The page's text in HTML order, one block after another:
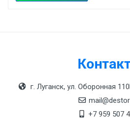
208 mm
Pellentesque hendrerit eros
1 2 3
г. Луганск, ул. Оборонная
+7 959 507